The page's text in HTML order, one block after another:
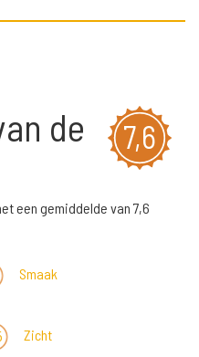
7,6
de
een gemiddelde van 7,6
Smaak
Zicht